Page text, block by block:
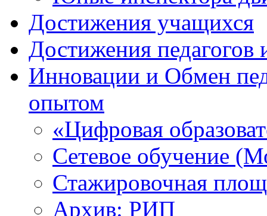
Достижения учащихся
Достижения
Инновации и Обмен
опытом
«Цифровая
Сетевое обучение
Стажировочная
Архив: РИП